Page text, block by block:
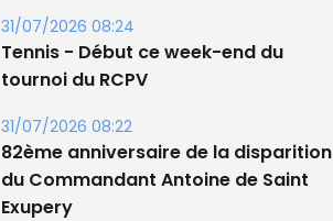
31/07/2026 08:24
Tennis - Début ce week-end du
tournoi du RCPV
31/07/2026 08:22
82ème anniversaire de la disparition
du Commandant Antoine de Saint
Exupery